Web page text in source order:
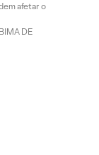
afetar o
DE